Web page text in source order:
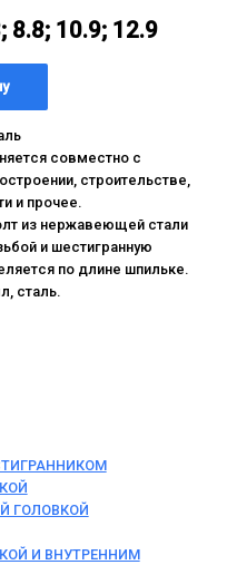
8.8; 10.9; 12.9
совместно с
строительстве,
и прочее.
из нержавеющей стали
и шестигранную
по длине шпильке.
сталь.
ГОЛОВКОЙ
И ВНУТРЕННИМ